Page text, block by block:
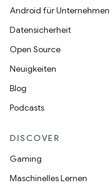
Android für Unternehmen
Datensicherheit
Open Source
Neuigkeiten
Blog
Podcasts
DISCOVER
Gaming
Maschinelles Lernen